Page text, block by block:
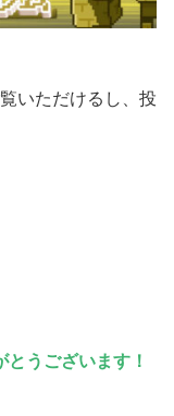
いただけるし、投
うございます！